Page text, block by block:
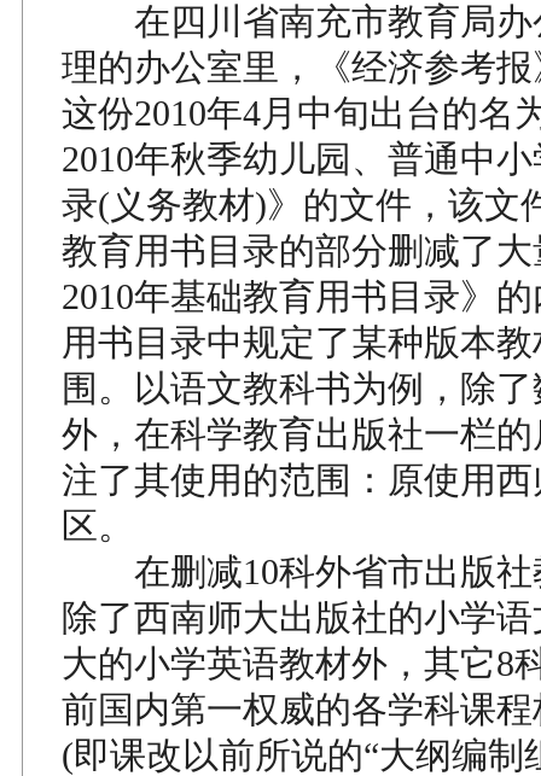
在四川省南充市教育局办
理的办公室里，《经济参考
这份2010年4月中旬出台的名
2010年秋季幼儿园、普通中
录(义务教材)》的文件，该文
教育用书目录的部分删减了
2010年基础教育用书目录》
用书目录中规定了某种版本
围。以语文教科书为例，除
外，在科学教育出版社一栏
注了其使用的范围：原使用
区。
在删减10科外省市出版社
除了西南师大出版社的小学
大的小学英语教材外，其它8
前国内第一权威的各学科课
(即课改以前所说的“大纲编制